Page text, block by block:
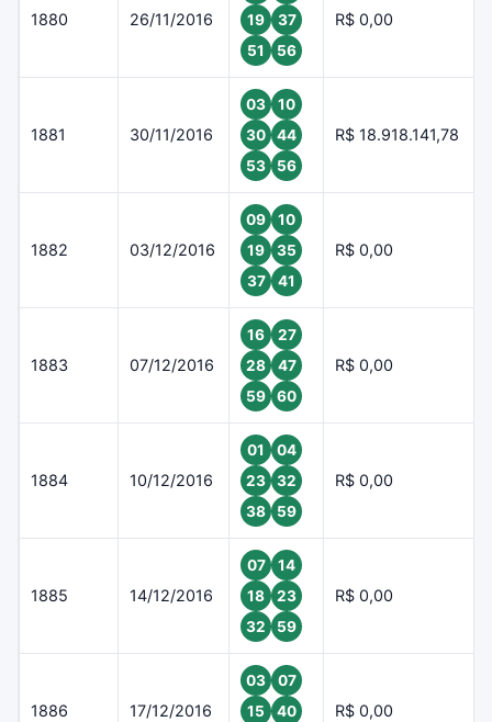
1880 26/11/2016
19
37
51
56
R$ 0,00
1881 30/11/2016
03
10
30
44
53
56
R$ 18.918.141,78
1882 03/12/2016
09
10
19
35
37
41
R$ 0,00
1883 07/12/2016
16
27
28
47
59
60
R$ 0,00
1884 10/12/2016
01
04
23
32
38
59
R$ 0,00
1885 14/12/2016
07
14
18
23
32
59
R$ 0,00
1886 17/12/2016
03
07
15
40
R$ 0,00